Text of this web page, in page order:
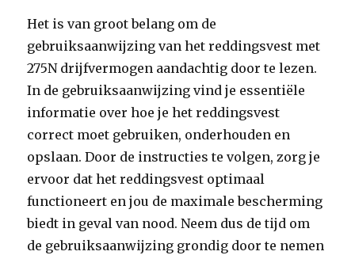
Het is van groot belang om de
gebruiksaanwijzing van het reddingsvest met
275N drijfvermogen aandachtig door te lezen.
In de gebruiksaanwijzing vind je essentiële
informatie over hoe je het reddingsvest
correct moet gebruiken, onderhouden en
opslaan. Door de instructies te volgen, zorg je
ervoor dat het reddingsvest optimaal
functioneert en jou de maximale bescherming
biedt in geval van nood. Neem dus de tijd om
de gebruiksaanwijzing grondig door te nemen